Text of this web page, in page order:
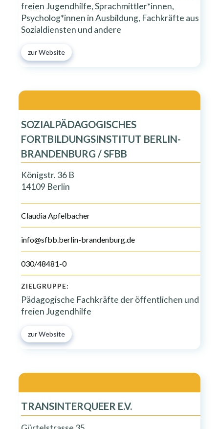
freien Jugendhilfe, Sprachmittler*innen,
Psycholog*innen in Ausbildung, Fachkräfte aus
Sozialdiensten und andere
zur Website
SOZIALPÄDAGOGISCHES
FORTBILDUNGSINSTITUT BERLIN-
BRANDENBURG / SFBB
Königstr. 36 B
14109 Berlin
Claudia Apfelbacher
info@sfbb.berlin-brandenburg.de
030/48481-0
ZIELGRUPPE:
Pädagogische Fachkräfte der öffentlichen und
freien Jugendhilfe
zur Website
TRANSINTERQUEER E.V.